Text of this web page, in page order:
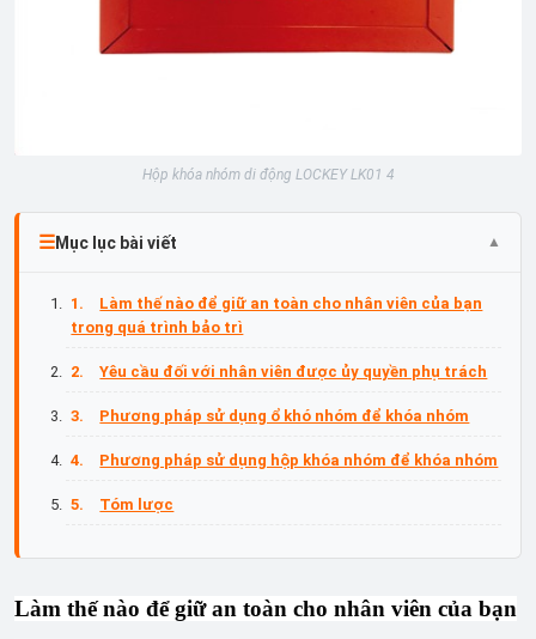
Hộp khóa nhóm di động LOCKEY LK01 4
Mục lục bài viết
Làm thế nào để giữ an toàn cho nhân viên của bạn
trong quá trình bảo trì
Yêu cầu đối với nhân viên được ủy quyền phụ trách
Phương pháp sử dụng ổ khó nhóm để khóa nhóm
Phương pháp sử dụng hộp khóa nhóm để khóa nhóm
Tóm lược
Làm thế nào để giữ an toàn cho nhân viên của bạn